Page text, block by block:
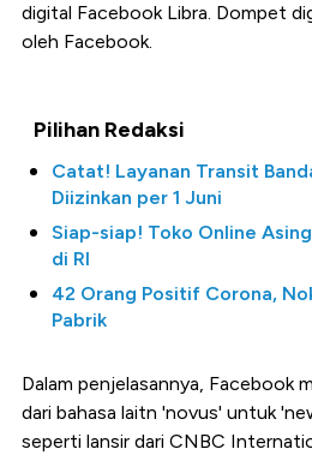
digital Facebook Libra. Dompet
oleh Facebook.
Pilihan Redaksi
Catat! Layanan Transit
Diizinkan per 1 Juni
Siap-siap! Toko Online
di RI
42 Orang Positif Corona,
Pabrik
Dalam penjelasannya, Facebook
dari bahasa laitn 'novus' untuk
seperti lansir dari CNBC